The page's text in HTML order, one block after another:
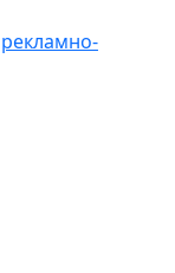
рекламно-